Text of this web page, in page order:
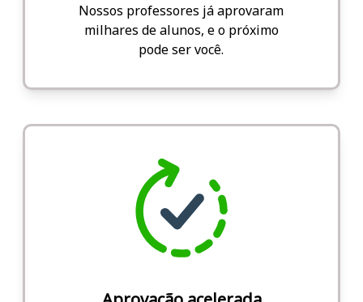
Nossos professores já aprovaram
milhares de alunos, e o próximo
pode ser você.